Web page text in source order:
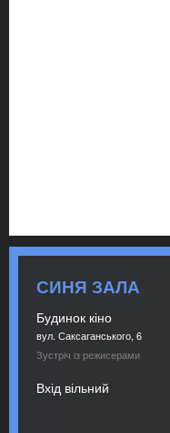
СИНЯ ЗАЛА
Будинок кіно
вул. Саксаганського, 6
Зустріч із режисерами
Вхід вільний